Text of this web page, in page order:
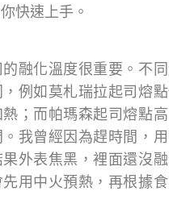
快速上手。
融化溫度很重要。不
例如莫札瑞拉起司熔點
；而帕瑪森起司熔點
我曾經因為趕時間，
外表焦黑，裡面還沒融
用中火預熱，再根據